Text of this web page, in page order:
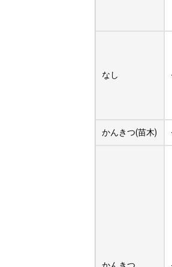
なし
かんきつ(苗木)